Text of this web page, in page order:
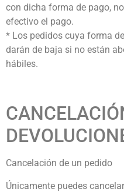
con dicha forma de pago,
efectivo el pago.
* Los pedidos cuya forma
darán de baja si no están
hábiles.
Cancelación de un pedido
Únicamente puedes